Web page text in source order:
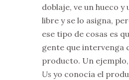
doblaje, ve un hueco
libre y se lo asigna,
ese tipo de cosas es
gente que intervenga
producto. Un
Us yo conocía el